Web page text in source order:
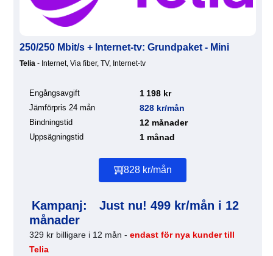
250/250 Mbit/s + Internet-tv: Grundpaket - Mini
Telia - Internet, Via fiber, TV, Internet-tv
Engångsavgift 1 198 kr
Jämförpris 24 mån 828 kr/mån
Bindningstid 12 månader
Uppsägningstid 1 månad
828 kr/mån
Kampanj:
Just nu! 499 kr/mån i 12
månader
329 kr billigare i 12 mån - endast för nya kunder till
Telia